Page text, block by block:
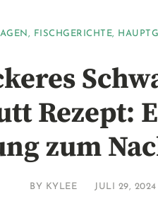
, FISCHGERICHTE,
Rezept:
zum
BY KYLEE JULI 29, 2024